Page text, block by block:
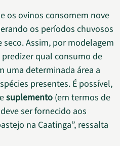
os ovinos consomem nove
os períodos chuvosos
Assim, por modelagem
qual consumo de
uma determinada área a
presentes. É possível,
suplemento (em termos de
ser fornecido aos
na Caatinga”, ressalta